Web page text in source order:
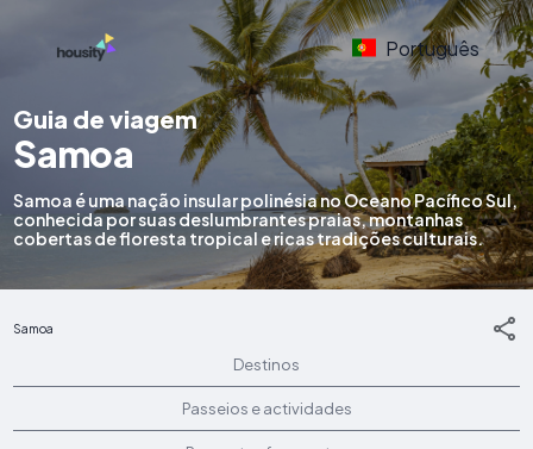
Português
Guia de viagem
Samoa
Samoa é uma nação insular polinésia no Oceano Pacífico Sul,
conhecida por suas deslumbrantes praias, montanhas
cobertas de floresta tropical e ricas tradições culturais.
Samoa
Destinos
Passeios e actividades